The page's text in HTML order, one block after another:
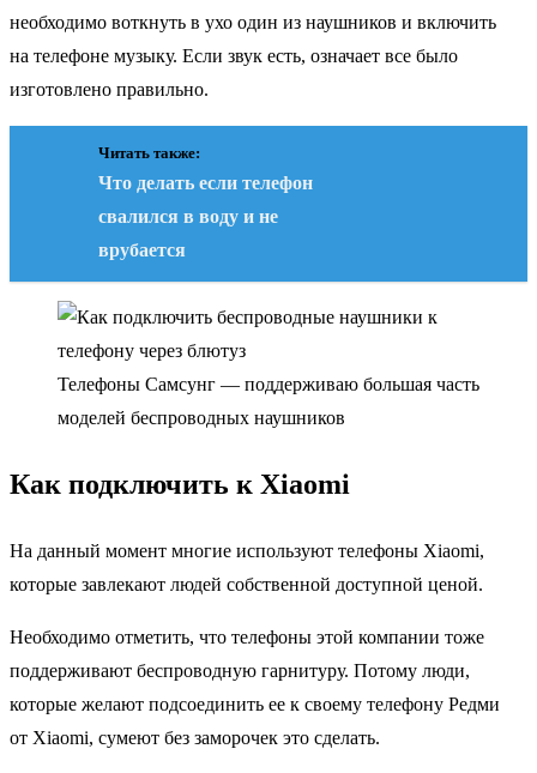
необходимо воткнуть в ухо один из наушников и включить
на телефоне музыку. Если звук есть, означает все было
изготовлено правильно.
Читать также:
Что делать если телефон
свалился в воду и не
врубается
Телефоны Самсунг — поддерживаю большая часть
моделей беспроводных наушников
Как подключить к Xiaomi
На данный момент многие используют телефоны Xiaomi,
которые завлекают людей собственной доступной ценой.
Необходимо отметить, что телефоны этой компании тоже
поддерживают беспроводную гарнитуру. Потому люди,
которые желают подсоединить ее к своему телефону Редми
от Xiaomi, сумеют без заморочек это сделать.